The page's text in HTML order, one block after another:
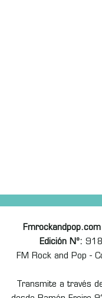
Fmrockandpop.com
Edición Nº:
FM Rock and Pop -
Transmite a través